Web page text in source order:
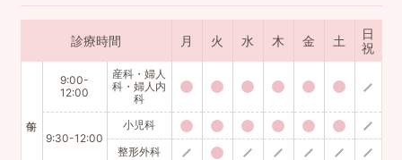
診療時間 月 火 水 木 金 土
日
祝
9:00-
12:00
産科・婦人
科・婦人内
科
9:30-12:00
小児科
整形外科